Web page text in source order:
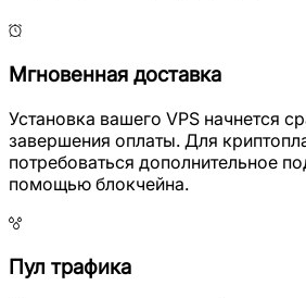
Мгновенная доставка
Установка вашего VPS начнется
завершения оплаты. Для
потребоваться дополнительное
помощью блокчейна.
Пул трафика